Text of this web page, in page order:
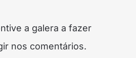
a galera a fazer
nos comentários.